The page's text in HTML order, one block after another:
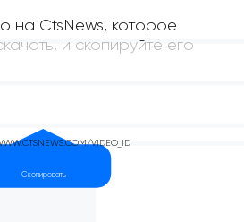
на CtsNews, которое
и скопируйте его